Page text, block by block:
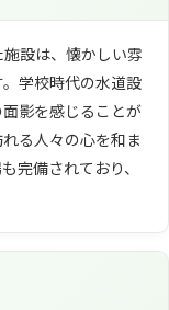
設は、懐かしい雰
学校時代の水道設
影を感じることが
る人々の心を和ま
完備されており、